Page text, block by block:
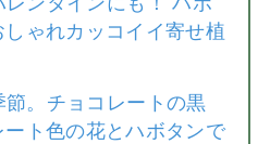
ゃれカッコイイ寄せ植
。チョコレートの黒
ト色の花とハボタンで